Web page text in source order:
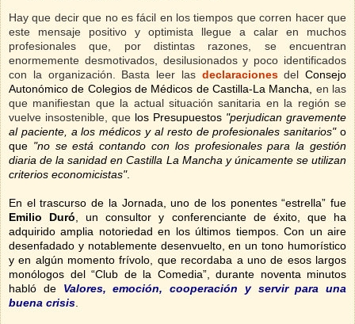
Hay que decir que no es fácil en los tiempos que corren hacer que
este mensaje positivo y optimista llegue a calar en muchos
profesionales que, por distintas razones, se encuentran
enormemente desmotivados, desilusionados y poco identificados
con la organización. Basta leer las declaracionesdel Consejo
Autonómico de Colegios de Médicos de Castilla-La Mancha,
en las
que manifiestan que la actual situación sanitaria en la región se
vuelve insostenible, que los Presupuestos "perjudican gravemente
al paciente, a los médicos y al resto de profesionales sanitarios"o
que "no se está contando con los profesionales para la gestión
diaria de la sanidad en Castilla La Mancha y únicamente se utilizan
criterios economicistas".
En el trascurso de la Jornada, uno de los ponentes “estrella” fue
Emilio Duró , un consultor y conferenciante de éxito, que ha
adquirido amplia notoriedad en los últimos tiempos. Con un aire
desenfadado y notablemente desenvuelto, en un tono humorístico
y en algún momento frívolo, que recordaba a uno de esos largos
monólogos del “Club de la Comedia”, durante noventa minutos
habló de Valores, emoción, cooperación y servir para una
buena crisis